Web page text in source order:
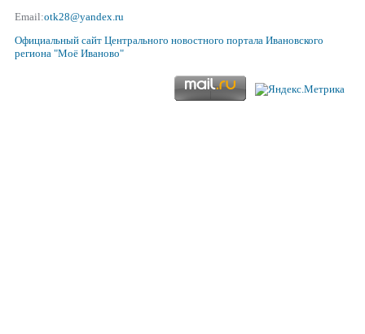
Email:otk28@yandex.ru
Официальный сайт Центрального новостного портала Ивановского
региона "Моё Иваново"